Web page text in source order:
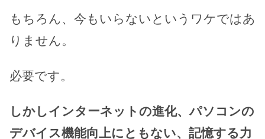
もちろん、今もいらないというワケではあ
りません。
必要です。
しかしインターネットの進化、パソコンの
デバイス機能向上にともない、記憶する力